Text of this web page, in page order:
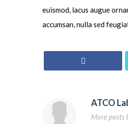
euismod, lacus augue
accumsan, nulla sed
ATCO
More posts